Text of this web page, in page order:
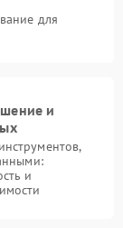
для
и
и